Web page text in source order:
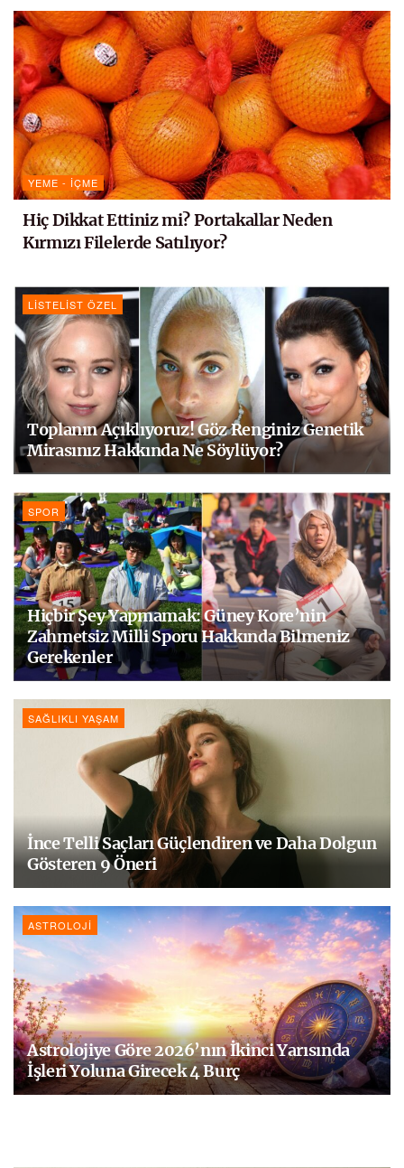
YEME - İÇME
Hiç Dikkat Ettiniz mi? Portakallar Neden
Kırmızı Filelerde Satılıyor?
LISTELIST ÖZEL
Toplanın Açıklıyoruz! Göz Renginiz Genetik
Mirasınız Hakkında Ne Söylüyor?
SPOR
Hiçbir Şey Yapmamak: Güney Kore’nin
Zahmetsiz Milli Sporu Hakkında Bilmeniz
Gerekenler
SAĞLIKLI YAŞAM
İnce Telli Saçları Güçlendiren ve Daha Dolgun
Gösteren 9 Öneri
ASTROLOJI
Astrolojiye Göre 2026’nın İkinci Yarısında
İşleri Yoluna Girecek 4 Burç